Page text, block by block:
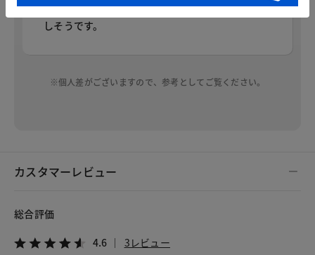
タニカル柄と程良い厚さの布地で春から夏に重宝
しそうです。
※個人差がございますので、参考としてご覧ください。
カスタマーレビュー
総合評価
4.6 3レビュー